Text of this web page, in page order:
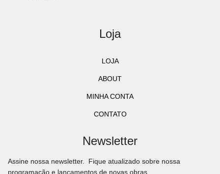
Loja
LOJA
ABOUT
MINHA CONTA
CONTATO
Newsletter
Assine nossa newsletter. Fique atualizado sobre nossa
programação e lançamentos de novas obras.